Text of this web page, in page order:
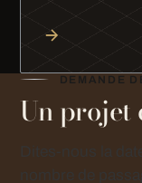
DEMANDE
Un projet